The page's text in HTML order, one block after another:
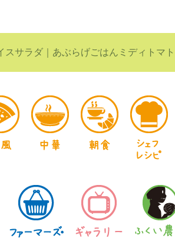
スサラダ あぶらげごはんミディトマ